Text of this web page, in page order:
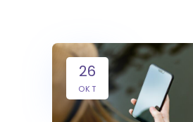
26
OKT